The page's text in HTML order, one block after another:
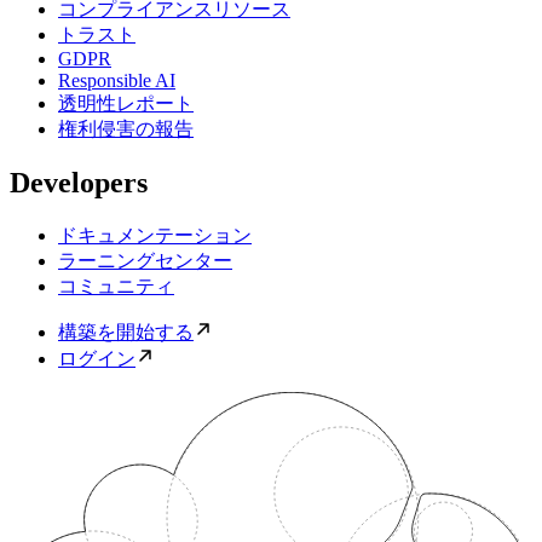
コンプライアンスリソース
トラスト
GDPR
Responsible AI
透明性レポート
権利侵害の報告
Developers
ドキュメンテーション
ラーニングセンター
コミュニティ
構築を開始する
ログイン